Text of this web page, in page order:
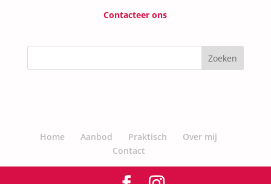
Contacteer ons
Home Aanbod Praktisch
Over mij
Contact